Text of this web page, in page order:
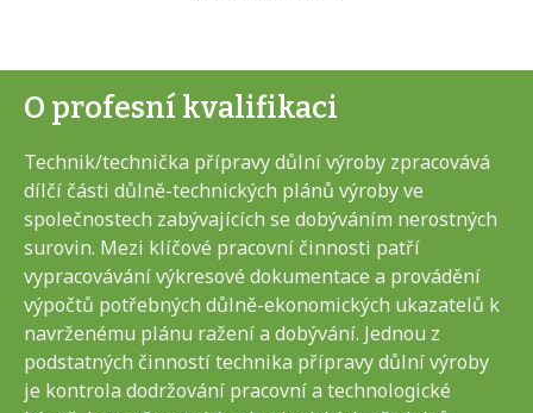
O profesní kvalifikaci
Technik/technička přípravy důlní výroby zpracovává
dílčí části důlně-technických plánů výroby ve
společnostech zabývajících se dobýváním nerostných
surovin. Mezi klíčové pracovní činnosti patří
vypracovávání výkresové dokumentace a provádění
výpočtů potřebných důlně-ekonomických ukazatelů k
navrženému plánu ražení a dobývání. Jednou z
podstatných činností technika přípravy důlní výroby
je kontrola dodržování pracovní a technologické